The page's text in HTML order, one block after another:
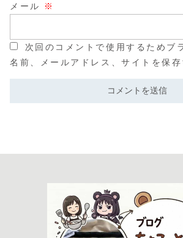
メール ※
次回のコメントで使用するためブ
名前、メールアドレス、サイトを保存